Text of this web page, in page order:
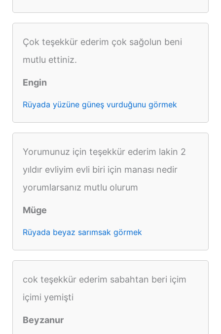
Çok teşekkür ederim çok sağolun beni
mutlu ettiniz.
Engin
Rüyada yüzüne güneş vurduğunu görmek
Yorumunuz için teşekkür ederim lakin 2
yıldır evliyim evli biri için manası nedir
yorumlarsanız mutlu olurum
Müge
Rüyada beyaz sarımsak görmek
cok teşekkür ederim sabahtan beri içim
içimi yemişti
Beyzanur